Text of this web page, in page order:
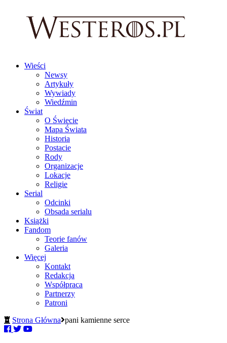
Wieści
Newsy
Artykuły
Wywiady
Wiedźmin
Świat
O Świecie
Mapa Świata
Historia
Postacie
Rody
Organizacje
Lokacje
Religie
Serial
Odcinki
Obsada serialu
Książki
Fandom
Teorie fanów
Galeria
Więcej
Kontakt
Redakcja
Współpraca
Partnerzy
Patroni
Strona Główna pani kamienne serce